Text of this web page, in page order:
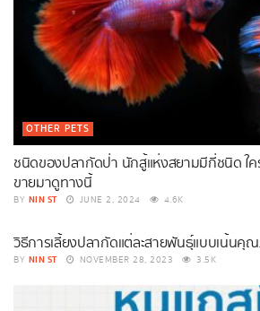
OTHER PETS
ชนิดของปลากัดป่า นักสู้แห่งสยามมีกี่ชนิด ใค
ขายมาดูทางนี้
BY NIN ST JUNE 2, 2024 4.6K
OTHER PETS
วิธีการเลี้ยงปลากัดแต่ละสายพันธ์ุแบบเน้นคุ
BY NIN ST NOVEMBER 28, 2023 3.5K